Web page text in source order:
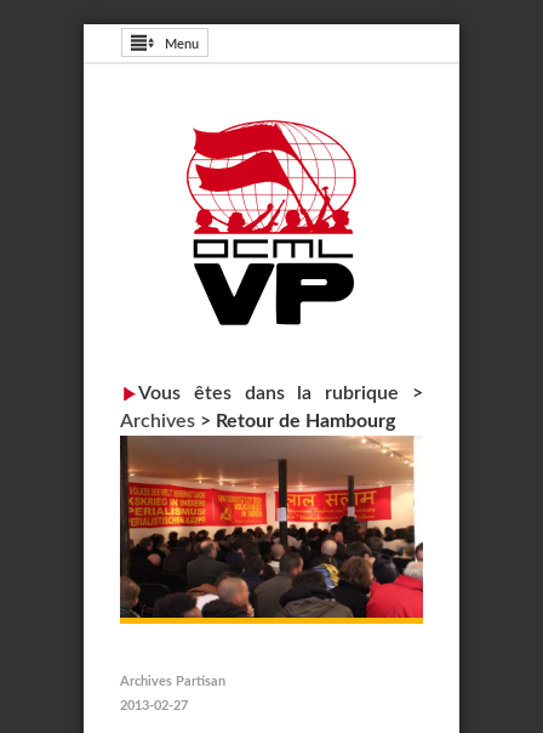
Menu
Vous êtes dans la rubrique >
Archives > Retour de Hambourg
Archives Partisan
2013-02-27